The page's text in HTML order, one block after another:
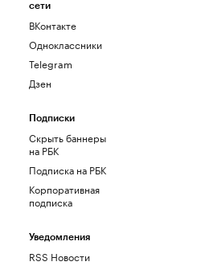
сети
ВКонтакте
Одноклассники
Telegram
Дзен
Подписки
Скрыть баннеры
на РБК
Подписка на РБК
Корпоративная
подписка
Уведомления
RSS Новости